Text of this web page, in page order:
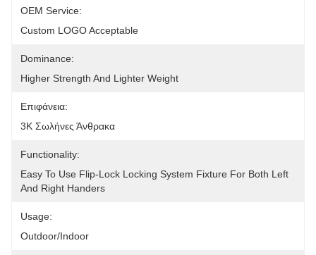
OEM Service:
Custom LOGO Acceptable
Dominance:
Higher Strength And Lighter Weight
Επιφάνεια:
3K Σωλήνες Άνθρακα
Functionality:
Easy To Use Flip-Lock Locking System Fixture For Both Left
And Right Handers
Usage:
Outdoor/Indoor